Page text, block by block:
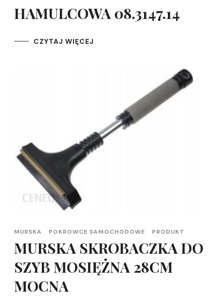
HAMULCOWA 08.3147.14
CZYTAJ WIĘCEJ
MURSKA POKROWCE SAMOCHODOWE PRODUKT
MURSKA SKROBACZKA DO
SZYB MOSIĘŻNA 28CM
MOCNA